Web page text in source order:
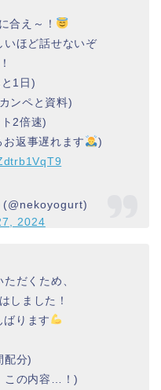
合え～！
いほど話せないぞ
1日)
ンペと資料)
2倍速)
返事遅れます
)
2024
だくため、
しました！
ばります
配分)
この内容…！)